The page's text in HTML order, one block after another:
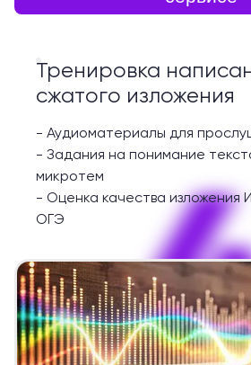
Тренировка
сжатого изложения
- Аудиоматериалы для
- Задания на понимание
микротем
- Оценка качества изложения
ОГЭ